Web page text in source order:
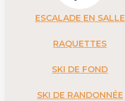
ESCALADE EN SALLE
RAQUETTES
SKI DE FOND
SKI DE RANDONNÉE